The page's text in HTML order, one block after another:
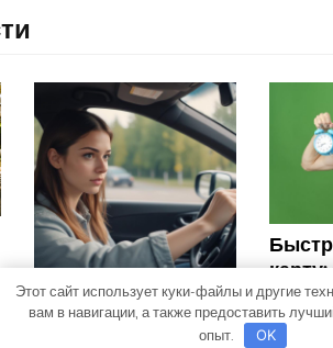
Обучение на права
категории B в
Советы автомобилистам
Техобслуживание своими
Trendy News - новостная тема для
защищены 2026. Powered By
Этот сайт использует куки-файлы и другие
вам в навигации, а также предоставить
опыт.
OK